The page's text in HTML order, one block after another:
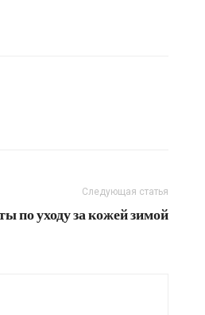
Следующая статья
по уходу за кожей зимой